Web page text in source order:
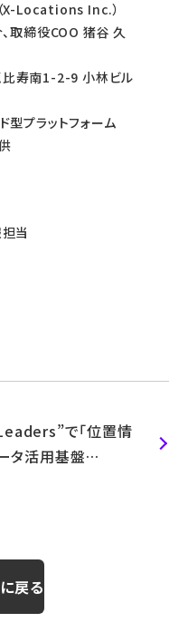
X-Locations Inc.）
取締役COO 猪谷 久
寿南1-2-9 小林ビル
プラットフォーム
当
で「位置情
タ活用基盤
ケーションズ」を掲載
ました。
戻る